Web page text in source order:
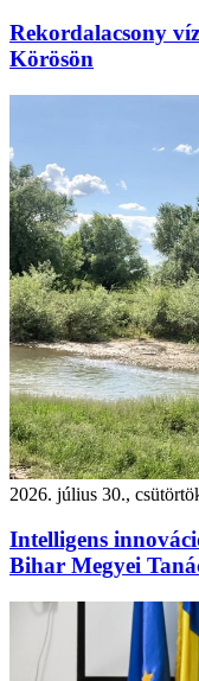
Rekordalacsony
Körösön
2026. július 30.,
Intelligens
Bihar Megyei